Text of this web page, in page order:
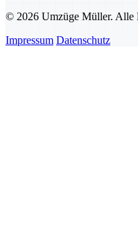
© 2026 Umzüge Müller. Alle
Impressum Datenschutz